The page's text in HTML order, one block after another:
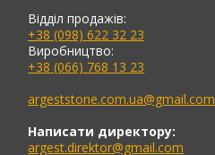
Відділ продажів:
+38 (098) 622 32 23
Виробництво:
+38 (066) 768 13 23
argeststone.com.ua@gmail.com
Написати директору:
argest.direktor@gmail.com